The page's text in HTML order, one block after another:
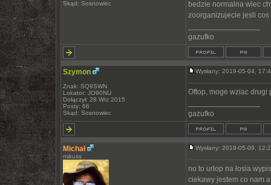
Skąd: Sosnowiec
bedzie normalna wiec
zoorganizujecie jesli cos
gazufko
Szymon
Znak: SQ9SWN
Lokator: JO90NU
Dołączył: 28 Wrz 2015
Posty: 66
Skąd: Sosnowiec
Wysłany: 2019-05-04,
Oftop, moge wziac drugi
gazufko
Michał
mikuss
Wysłany: 2019-05-09,
no to urlop na łosia
ciekawy jestem co nam